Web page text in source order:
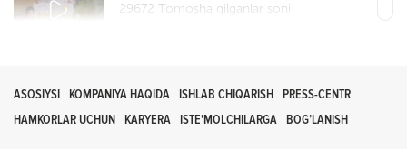
29672 Tomosha qilganlar soni
ASOSIYSI KOMPANIYA HAQIDA ISHLAB CHIQARISH
PRESS-CENTR
HAMKORLAR UCHUN
KARYERA ISTE'MOLCHILARGA BOG’LANISH